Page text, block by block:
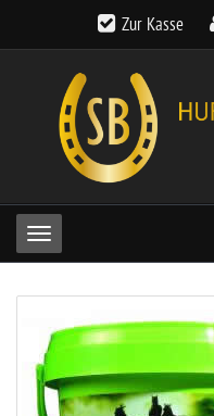
Zur Kasse
Toggle navigation